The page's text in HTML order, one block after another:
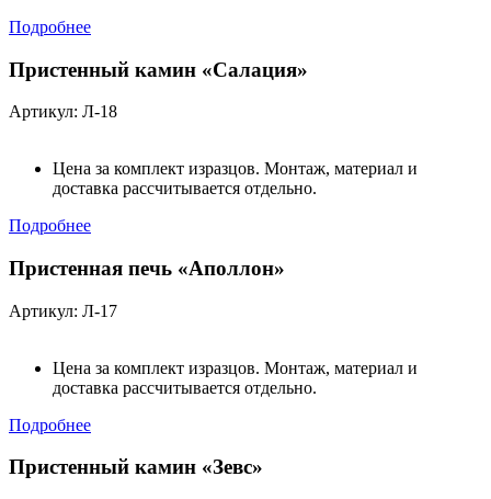
Подробнее
Пристенный камин «Салация»
Артикул: Л-18
Цена за комплект изразцов. Монтаж, материал и
доставка рассчитывается отдельно.
Подробнее
Пристенная печь «Аполлон»
Артикул: Л-17
Цена за комплект изразцов. Монтаж, материал и
доставка рассчитывается отдельно.
Подробнее
Пристенный камин «Зевс»